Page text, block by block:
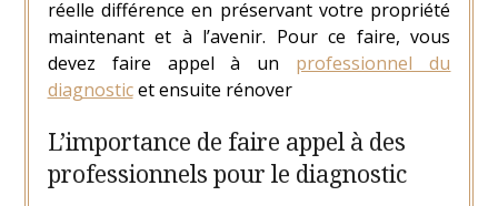
réelle différence en préservant votre propriété
maintenant et à l’avenir. Pour ce faire, vous
devez faire appel à un professionnel du
diagnosticet ensuite rénover
L’importance de faire appel à des
professionnels pour le diagnostic